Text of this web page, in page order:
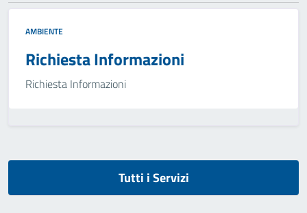
AMBIENTE
Richiesta Informazioni
Richiesta Informazioni
Tutti i Servizi